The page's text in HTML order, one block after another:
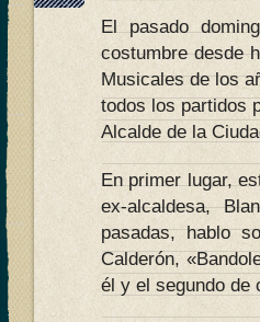
El pasado
costumbre desde
Musicales de los
todos los partidos
Alcalde de la
En primer lugar,
ex-alcaldesa,
pasadas, hablo
Calderón,
él y el segundo de